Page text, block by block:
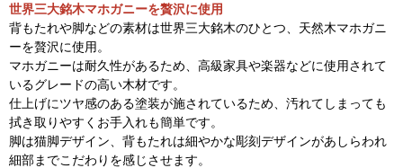
世界三大銘木マホガニーを贅沢に使用
背もたれや脚などの素材は世界三大銘木のひとつ、天然木マホガニ
ーを贅沢に使用。
マホガニーは耐久性があるため、高級家具や楽器などに使用されて
いるグレードの高い木材です。
仕上げにツヤ感のある塗装が施されているため、汚れてしまっても
拭き取りやすくお手入れも簡単です。
脚は猫脚デザイン、背もたれは細やかな彫刻デザインがあしらわれ
細部までこだわりを感じさせます。